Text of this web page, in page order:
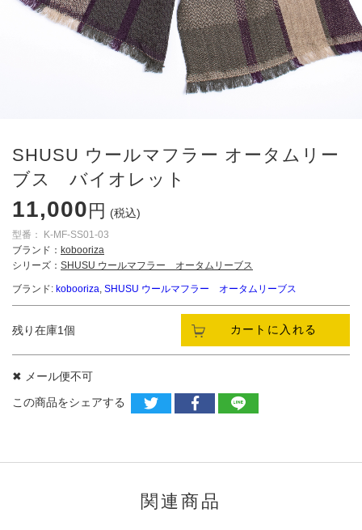
SHUSU ウールマフラー オータムリー
ブス バイオレット
11,000 円 (税込)
型番：
K-MF-SS01-03
ブランド： kobooriza
シリーズ： SHUSU ウールマフラー オータムリーブス
ブランド: kobooriza, SHUSU ウールマフラー オータムリーブス
残り在庫1個 カートに入れる
✖ メール便不可
この商品をシェアする
関連商品